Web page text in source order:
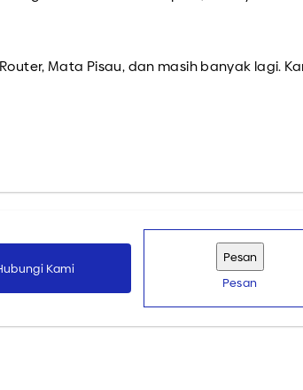
Mata Pisau, dan masih banyak lagi.
bisnis perkayuan Anda.
Kami
Pesan